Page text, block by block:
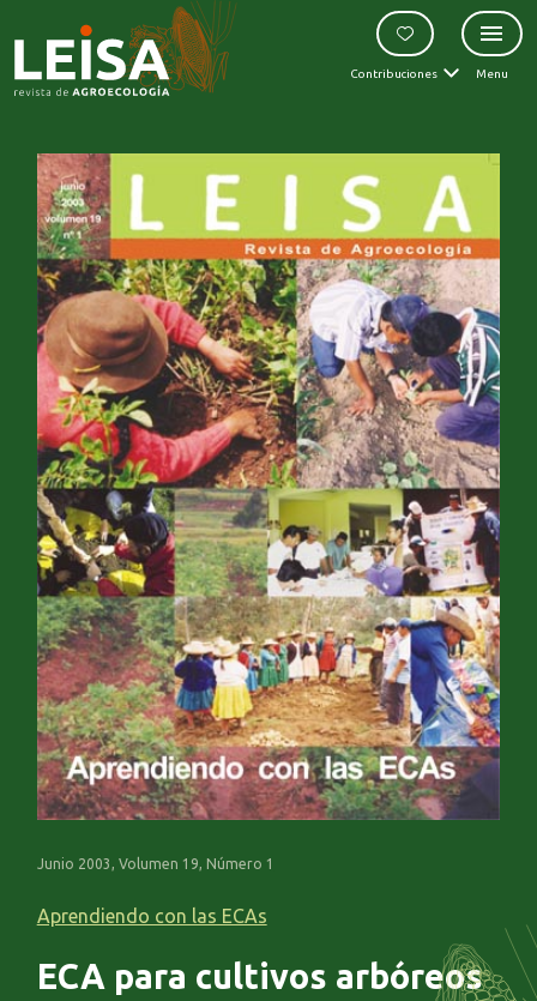
Contribuciones Menu
Junio 2003, Volumen 19, Número 1
Aprendiendo con las ECAs
ECA para cultivos arbóreos